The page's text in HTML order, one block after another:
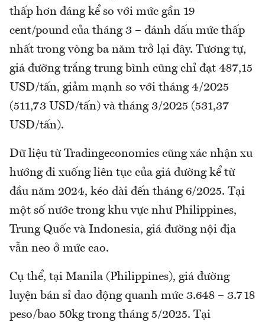
thấp hơn đáng kể so với mức gần 19
cent/pound của tháng 3 – đánh dấu mức thấp
nhất trong vòng ba năm trở lại đây. Tương tự,
giá đường trắng trung bình cũng chỉ đạt 487,15
USD/tấn, giảm mạnh so với tháng 4/2025
(511,73 USD/tấn) và tháng 3/2025 (531,37
USD/tấn).
Dữ liệu từ Tradingeconomics cũng xác nhận xu
hướng đi xuống liên tục của giá đường kể từ
đầu năm 2024, kéo dài đến tháng 6/2025. Tại
một số nước trong khu vực như Philippines,
Trung Quốc và Indonesia, giá đường nội địa
vẫn neo ở mức cao.
Cụ thể, tại Manila (Philippines), giá đường
luyện bán sỉ dao động quanh mức 3.648 – 3.718
peso/bao 50kg trong tháng 5/2025. Tại